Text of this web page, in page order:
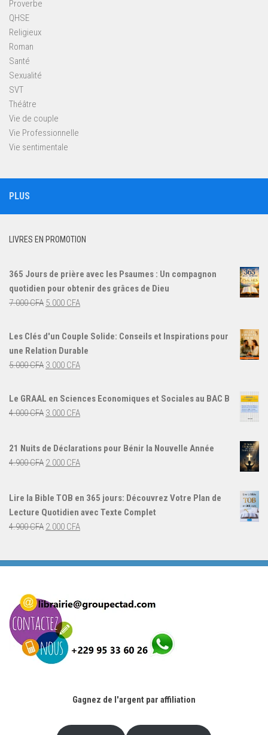
Proverbe
QHSE
Religieux
Roman
Santé
Sexualité
SVT
Théâtre
Vie de couple
Vie Professionnelle
Vie sentimentale
PLUS
LIVRES EN PROMOTION
365 Jours de prière avec les Psaumes : Un compagnon
quotidien pour obtenir des grâces de Dieu
7.000CFA Le
initial
était :
7.000 CFA.
5.000 CFALe
actuel
est :
Les Clés d'un Couple Solide: Conseils et Inspirations pour
une Relation Durable
5.000CFA Le
initial
était :
3.000 CFALe
actuel
Le GRAAL en Sciences Economiques et Sociales au BAC B
4.000CFA Le
4.000 CFA.
3.000 CFALe
3.000 CFA.
21 Nuits de Déclarations pour Bénir la Nouvelle Année
4.900CFA Le
4.900 CFA.
2.000 CFALe
Lire la Bible TOB en 365 jours: Découvrez Votre Plan de
Lecture Quotidien avec Texte Complet
4.900CFA Le
était :
2.000 CFALe
est :
Gagnez de l'argent par affiliation